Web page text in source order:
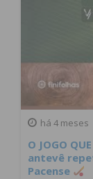
há 4 meses
O JOGO
antevê
Pacense